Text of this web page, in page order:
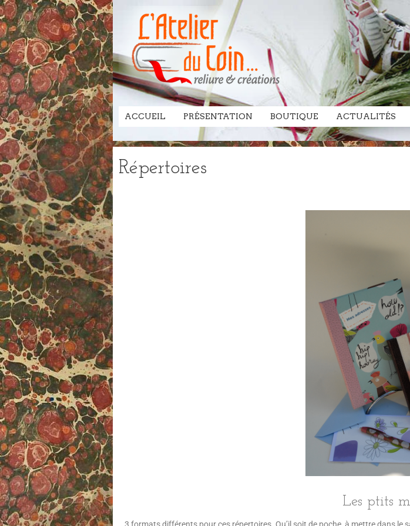
ACCUEIL PRÉSENTATION BOUTIQUE ACTUALITÉS
Répertoires
Les ptits